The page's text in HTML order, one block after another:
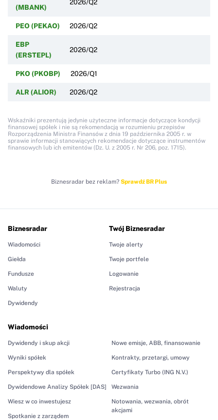
(MBANK)
2026/Q2
PEO (PEKAO) 2026/Q2
EBP
(ERSTEPL)
2026/Q2
PKO (PKOBP) 2026/Q1
ALR (ALIOR) 2026/Q2
Wskaźniki prezentują jedynie użyteczne informacje dotyczące kondycji
finansowej spółek i nie są rekomendacją w rozumieniu przepisów
Rozporządzenia Ministra Finansów z dnia 19 października 2005 r. w
sprawie informacji stanowiących rekomendacje dotyczące instrumentów
finansowych lub ich emitentów (Dz. U. z 2005 r. Nr 206, poz. 1715).
Biznesradar bez reklam? Sprawdź BR Plus
Biznesradar
Wiadomości
Giełda
Fundusze
Waluty
Dywidendy
Wiadomości
Dywidendy i skup akcji
Wyniki spółek
Perspektywy dla spółek
Dywidendowe Analizy Spółek [DAS]
Wiesz w co inwestujesz
Spotkanie z zarządem
Nowe emisje, ABB, finansowanie
Kontrakty, przetargi, umowy
Certyfikaty Turbo (ING N.V.)
Wezwania
Notowania, wezwania, obrót
akcjami
Twój Biznesradar
Twoje alerty
Twoje portfele
Logowanie
Rejestracja